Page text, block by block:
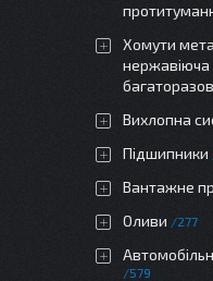
Хомути
нержавіюча
Вихлопна
Підшипники
Вантажне
Оливи 277
579